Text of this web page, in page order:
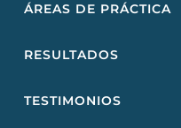
ÁREAS DE PRÁCTICA
RESULTADOS
TESTIMONIOS